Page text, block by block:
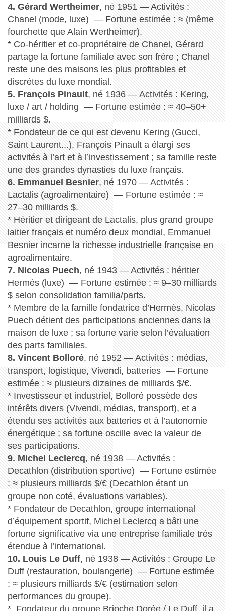
4. Gérard Wertheimer, né 1951 — Activités :
Chanel (mode, luxe) — Fortune estimée : ≈ (même
fourchette que Alain Wertheimer).
* Co-héritier et co-propriétaire de Chanel, Gérard
partage la fortune familiale avec son frère ; Chanel
reste une des maisons les plus profitables et
discrètes du luxe mondial.
5. François Pinault, né 1936 — Activités : Kering,
luxe / art / holding — Fortune estimée : ≈ 40–50+
milliards $.
* Fondateur de ce qui est devenu Kering (Gucci,
Saint Laurent...), François Pinault a élargi ses
activités à l’art et à l’investissement ; sa famille reste
une des grandes dynasties du luxe français.
6. Emmanuel Besnier, né 1970 — Activités :
Lactalis (agroalimentaire) — Fortune estimée : ≈
27–30 milliards $.
* Héritier et dirigeant de Lactalis, plus grand groupe
laitier français et numéro deux mondial, Emmanuel
Besnier incarne la richesse industrielle française en
agroalimentaire.
7. Nicolas Puech, né 1943 — Activités : héritier
Hermès (luxe) — Fortune estimée : ≈ 9–30 milliards
$ selon consolidation familia/parts.
* Membre de la famille fondatrice d’Hermès, Nicolas
Puech détient des participations anciennes dans la
maison de luxe ; sa fortune varie selon l’évaluation
des parts familiales.
8. Vincent Bolloré, né 1952 — Activités : médias,
transport, logistique, Vivendi, batteries — Fortune
estimée : ≈ plusieurs dizaines de milliards $/€.
* Investisseur et industriel, Bolloré possède des
intérêts divers (Vivendi, médias, transport), et a
étendu ses activités aux batteries et à l’autonomie
énergétique ; sa fortune oscille avec la valeur de
ses participations.
9. Michel Leclercq, né 1938 — Activités :
Decathlon (distribution sportive) — Fortune estimée
: ≈ plusieurs milliards $/€ (Decathlon étant un
groupe non coté, évaluations variables).
* Fondateur de Decathlon, groupe international
d’équipement sportif, Michel Leclercq a bâti une
fortune significative via une entreprise familiale très
étendue à l’international.
10. Louis Le Duff, né 1938 — Activités : Groupe Le
Duff (restauration, boulangerie) — Fortune estimée
: ≈ plusieurs milliards $/€ (estimation selon
performances du groupe).